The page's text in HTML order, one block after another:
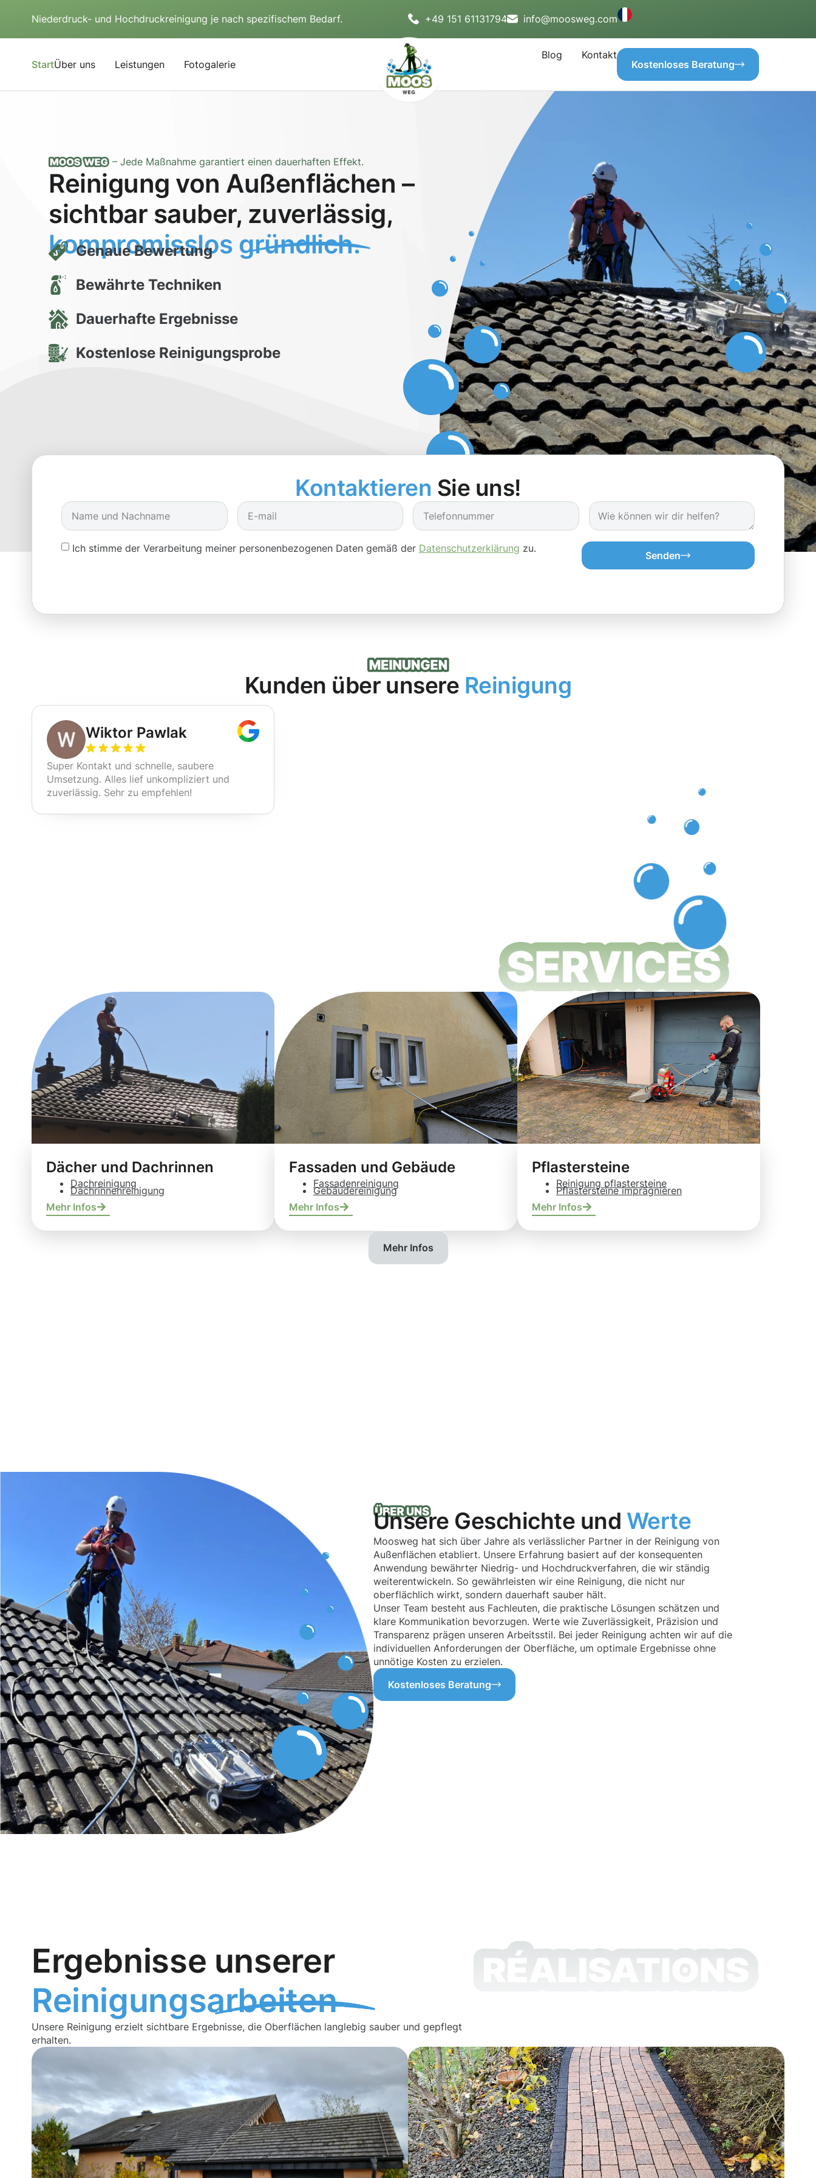
Niederdruck- und Hochdruckreinigung je nach spezifischem Bedarf. +49 151 61131794 info@moosweg.com
StartÜber uns Leistungen Fotogalerie
Blog
Kontakt
Kostenloses Beratung
– Jede Maßnahme garantiert einen dauerhaften Effekt.
Reinigung von Außenflächen –
sichtbar sauber, zuverlässig,
kompromisslos gründlich.
Genaue Bewertung
Bewährte Techniken
Dauerhafte Ergebnisse
Kostenlose Reinigungsprobe
Kontaktieren Sie uns!
Ich stimme der Verarbeitung meiner personenbezogenen Daten gemäß der Datenschutzerklärung zu.
Senden
Kunden über unsere Reinigung
Wiktor Pawlak
Super Kontakt und schnelle, saubere
Umsetzung. Alles lief unkompliziert und
zuverlässig. Sehr zu empfehlen!
Dächer und Dachrinnen
Dachreinigung
Dachrinnenreinigung
Mehr Infos
Fassaden und Gebäude
Fassadenreinigung
Gebäudereinigung
Mehr Infos
Pflastersteine
Reinigung pflastersteine
Pflastersteine imprägnieren
Mehr Infos
Mehr Infos
Unsere Geschichte und Werte
Moosweg hat sich über Jahre als verlässlicher Partner in der Reinigung von
Außenflächen etabliert. Unsere Erfahrung basiert auf der konsequenten
Anwendung bewährter Niedrig- und Hochdruckverfahren, die wir ständig
weiterentwickeln. So gewährleisten wir eine Reinigung, die nicht nur
oberflächlich wirkt, sondern dauerhaft sauber hält.
Unser Team besteht aus Fachleuten, die praktische Lösungen schätzen und
klare Kommunikation bevorzugen. Werte wie Zuverlässigkeit, Präzision und
Transparenz prägen unseren Arbeitsstil. Bei jeder Reinigung achten wir auf die
individuellen Anforderungen der Oberfläche, um optimale Ergebnisse ohne
unnötige Kosten zu erzielen.
Kostenloses Beratung
Ergebnisse unserer
Reinigungsarbeiten
Unsere Reinigung erzielt sichtbare Ergebnisse, die Oberflächen langlebig sauber und gepflegt
erhalten.